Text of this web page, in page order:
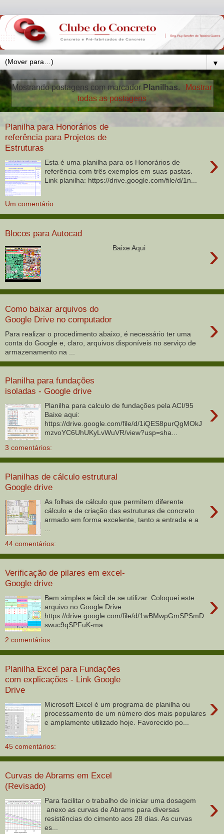
▼
Mostrando postagens com marcador Planilhas.
Mostrar
todas as postagens
Planilha para Honorários de
referência para Projetos de
Estruturas
›
Esta é uma planilha para os Honorários de
referência com três exemplos em suas pastas.
Link planilha: https://drive.google.com/file/d/1n...
Um comentário:
Blocos para Autocad
›
Baixe Aqui
Como baixar arquivos do
Google Drive no computador
›
Para realizar o procedimento abaixo, é necessário ter uma
conta do Google e, claro, arquivos disponíveis no serviço de
armazenamento na ...
Planilha para fundações
isoladas - Google drive
›
Planilha para calculo de fundações pela ACI/95
Baixe aqui:
https://drive.google.com/file/d/1iQES8purQgMOkJ
mzvoYC6UhUKyLvWuVR/view?usp=sha...
3 comentários:
Planilhas de cálculo estrutural
Google drive
›
As folhas de cálculo que permitem diferente
cálculo e de criação das estruturas de concreto
armado em forma excelente, tanto a entrada e a
44 comentários:
Verificação de pilares em excel-
Google drive
›
Bem simples e fácil de se utilizar. Coloquei este
arquivo no Google Drive
https://drive.google.com/file/d/1wBMwpGmSPSmD
swuc9qSPFuK-ma...
2 comentários:
Planilha Excel para Fundações
com explicações - Link Google
Drive
›
Microsoft Excel é um programa de planilha ou
processamento de um número dos mais populares
e amplamente utilizado hoje. Favorecido po...
45 comentários:
Curvas de Abrams em Excel
(Revisado)
›
Para facilitar o trabalho de iniciar uma dosagem
anexo as curvas de Abrams para diversas
resistências do cimento aos 28 dias. As curvas
es...